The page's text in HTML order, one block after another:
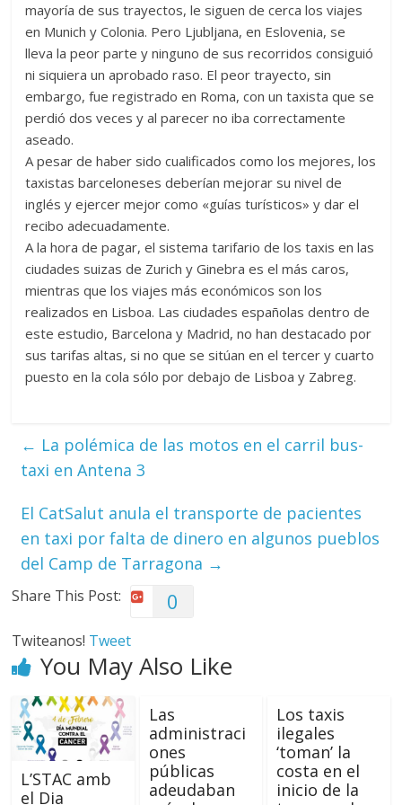
mayoría de sus trayectos, le siguen de cerca los viajes
en Munich y Colonia. Pero Ljubljana, en Eslovenia, se
lleva la peor parte y ninguno de sus recorridos consiguió
ni siquiera un aprobado raso. El peor trayecto, sin
embargo, fue registrado en Roma, con un taxista que se
perdió dos veces y al parecer no iba correctamente
aseado.
A pesar de haber sido cualificados como los mejores, los
taxistas barceloneses deberían mejorar su nivel de
inglés y ejercer mejor como «guías turísticos» y dar el
recibo adecuadamente.
A la hora de pagar, el sistema tarifario de los taxis en las
ciudades suizas de Zurich y Ginebra es el más caros,
mientras que los viajes más económicos son los
realizados en Lisboa. Las ciudades españolas dentro de
este estudio, Barcelona y Madrid, no han destacado por
sus tarifas altas, si no que se sitúan en el tercer y cuarto
puesto en la cola sólo por debajo de Lisboa y Zabreg.
← La polémica de las motos en el carril bus-
taxi en Antena 3
El CatSalut anula el transporte de pacientes
en taxi por falta de dinero en algunos pueblos
del Camp de Tarragona →
Share This Post: 0
Twiteanos! Tweet
You May Also Like
L’STAC amb
el Dia
Las
administraci
ones
públicas
adeudaban
Los taxis
ilegales
‘toman’ la
costa en el
inicio de la